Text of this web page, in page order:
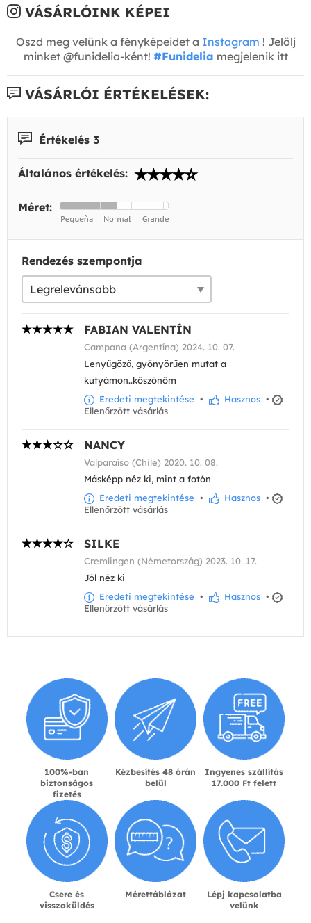
VÁSÁRLÓINK KÉPEI
Oszd meg velünk a fényképeidet a Instagram ! Jelölj
minket @funidelia-ként! #Funidelia megjelenik itt
VÁSÁRLÓI ÉRTÉKELÉSEK:
Értékelés 3
Általános értékelés:
Méret:
Rendezés szempontja
FABIAN VALENTÍN
Campana (Argentína) 2024. 10. 07.
Lenyűgöző, gyönyörűen mutat a
kutyámon..köszönöm
Eredeti megtekintése • Hasznos •
Ellenőrzött vásárlás
NANCY
Valparaíso (Chile) 2020. 10. 08.
Másképp néz ki, mint a fotón
Eredeti megtekintése • Hasznos •
Ellenőrzött vásárlás
SILKE
Cremlingen (Németország) 2023. 10. 17.
Jól néz ki
Eredeti megtekintése • Hasznos •
Ellenőrzött vásárlás
100%-ban
biztonságos
fizetés
Kézbesítés 48 órán
belül
Ingyenes szállítás
17.000 Ft felett
Csere és
visszaküldés
Mérettáblázat
Lépj kapcsolatba
velünk